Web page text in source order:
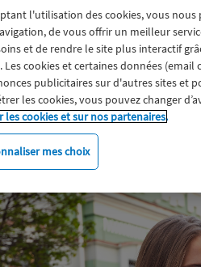
l'utilisation des cookies, vous
de vous offrir un meilleur
et de rendre le site plus interactif
Les cookies et certaines données
publicitaires sur d'autres sites et
les cookies, vous pouvez changer
les cookies et sur nos partenaires.
mes choix